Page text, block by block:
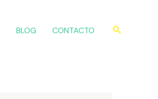
BLOG CONTACTO Buscar